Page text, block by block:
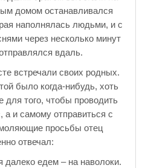
домом останавливался
наполнялась людьми, и с
через несколько минут
вдаль.
встречали своих родных.
было когда-нибудь, хоть
для того, чтобы проводить
а и самому отправиться с
просьбы отец
отвечал:
далеко едем – на наволоки.